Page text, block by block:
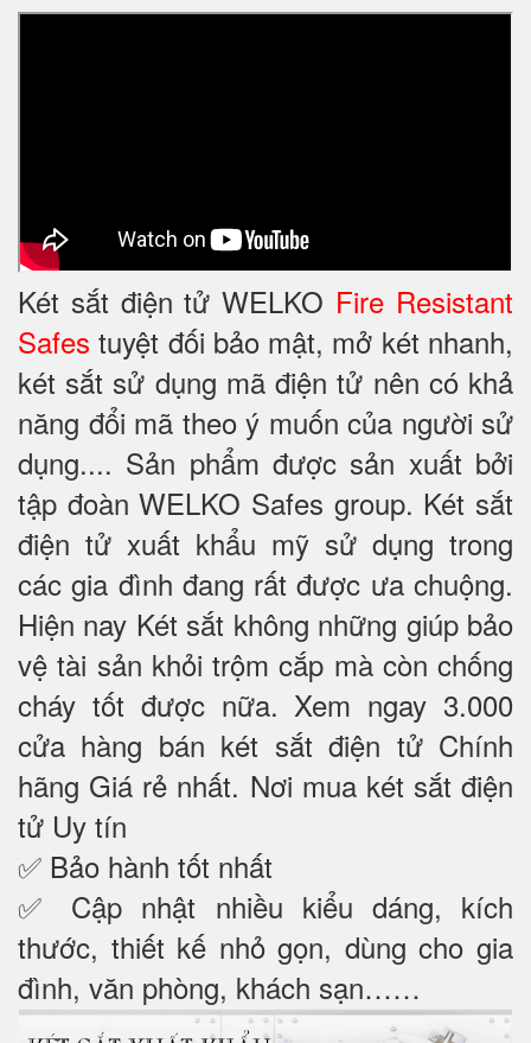
Két sắt điện tử WELKO Fire Resistant
Safes tuyệt đối bảo mật, mở két nhanh,
két sắt sử dụng mã điện tử nên có khả
năng đổi mã theo ý muốn của người sử
dụng.... Sản phẩm được sản xuất bởi
tập đoàn WELKO Safes group. Két sắt
điện tử xuất khẩu mỹ sử dụng trong
các gia đình đang rất được ưa chuộng.
Hiện nay Két sắt không những giúp bảo
vệ tài sản khỏi trộm cắp mà còn chống
cháy tốt được nữa. Xem ngay 3.000
cửa hàng bán két sắt điện tử Chính
hãng Giá rẻ nhất. Nơi mua két sắt điện
tử Uy tín
✅ Bảo hành tốt nhất
✅ Cập nhật nhiều kiểu dáng, kích
thước, thiết kế nhỏ gọn, dùng cho gia
đình, văn phòng, khách sạn……